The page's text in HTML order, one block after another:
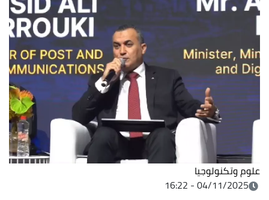
علوم وتكنولوجيا
04/11/2025 - 16:22